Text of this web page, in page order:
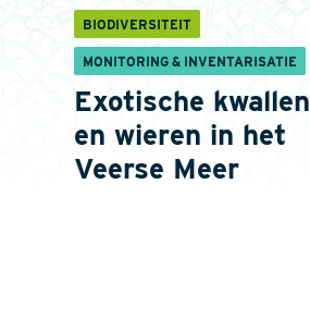
BIODIVERSITEIT
MONITORING & INVENTARISATIE
Exotische kwallen
en wieren in het
Veerse Meer